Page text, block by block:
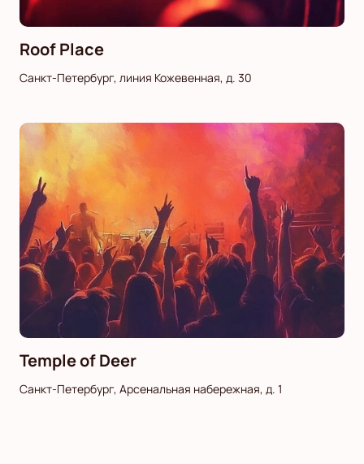
Roof Place
Санкт-Петербург, линия Кожевенная, д. 30
Temple of Deer
Санкт-Петербург, Арсенальная набережная, д. 1